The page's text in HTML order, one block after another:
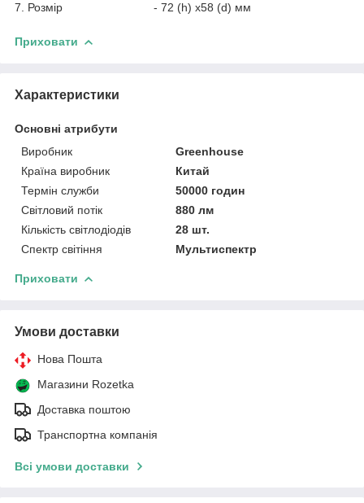
7. Розмір - 72 (h) x58 (d) мм
Приховати
Характеристики
Основні атрибути
Виробник
Greenhouse
Країна виробник
Китай
Термін служби
50000 годин
Світловий потік
880 лм
Кількість світлодіодів
28 шт.
Спектр світіння
Мультиспектр
Приховати
Умови доставки
Нова Пошта
Магазини Rozetka
Доставка поштою
Транспортна компанія
Всі умови доставки